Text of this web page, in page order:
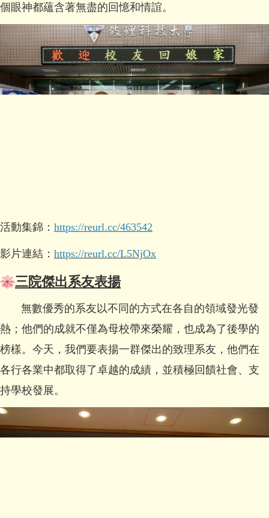
個眼神都蘊含著無盡的回憶和情誼。
活動集錦： https://reurl.cc/463542
影片連結： https://reurl.cc/L5NjOx
三院傑出系友表揚
無數優秀的系友以不同的方式在各自的領域發光發
熱；他們的成就不僅為母校帶來榮耀，也成為了後學的
榜樣。今天，我們要表揚一群傑出的致理系友，他們在
各行各業中都取得了卓越的成績，並積極回饋社會、支
持學校發展。